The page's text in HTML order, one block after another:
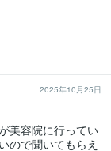
2025年10月25日
美容院に行ってい
ので聞いてもらえ